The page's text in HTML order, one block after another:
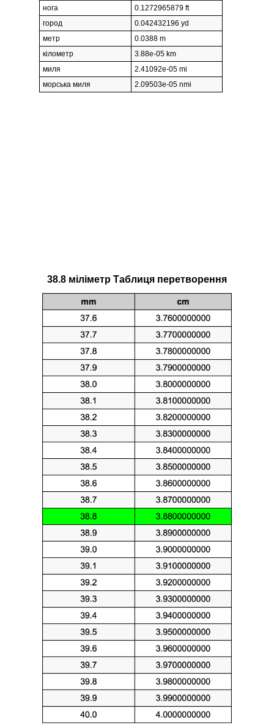
нога
0.1272965879 ft
город
0.042432196 yd
метр
0.0388 m
кілометр
3.88e-05 km
миля
2.41092e-05 mi
морська миля
2.09503e-05 nmi
38.8 міліметр Таблиця перетворення